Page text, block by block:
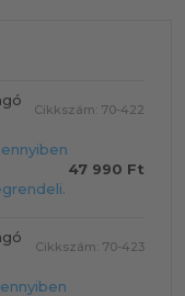
Cikkszám: 70-422
47 990 Ft
Cikkszám: 70-423